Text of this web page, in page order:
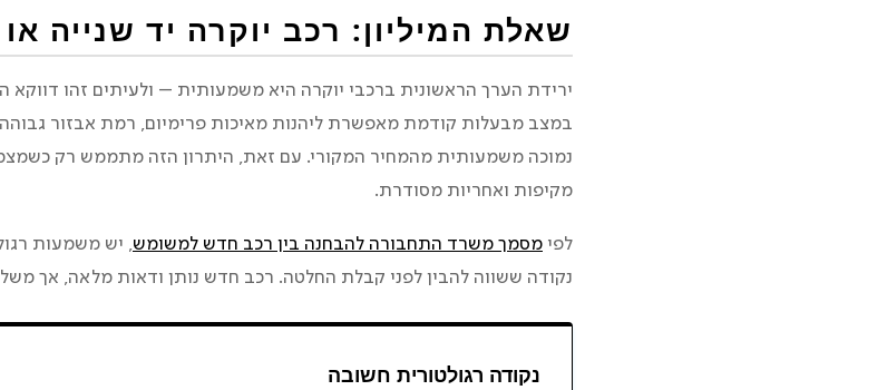
שאלת המיליון: רכב יוקרה יד שנייה
ירידת הערך הראשונית ברכבי יוקרה היא משמעותית – ולעיתים זהו דווקא
במצב מבעלות קודמת מאפשרת ליהנות מאיכות פרימיום, רמת אבזור
נמוכה משמעותית מהמחיר המקורי. עם זאת, היתרון הזה מתממש רק
מקיפות ואחריות מסודרת.
לפי מסמך משרד התחבורה להבחנה בין רכב חדש למשומש, יש משמעות
נקודה ששווה להבין לפני קבלת החלטה. רכב חדש נותן ודאות מלאה, אך
נקודה רגולטורית חשובה